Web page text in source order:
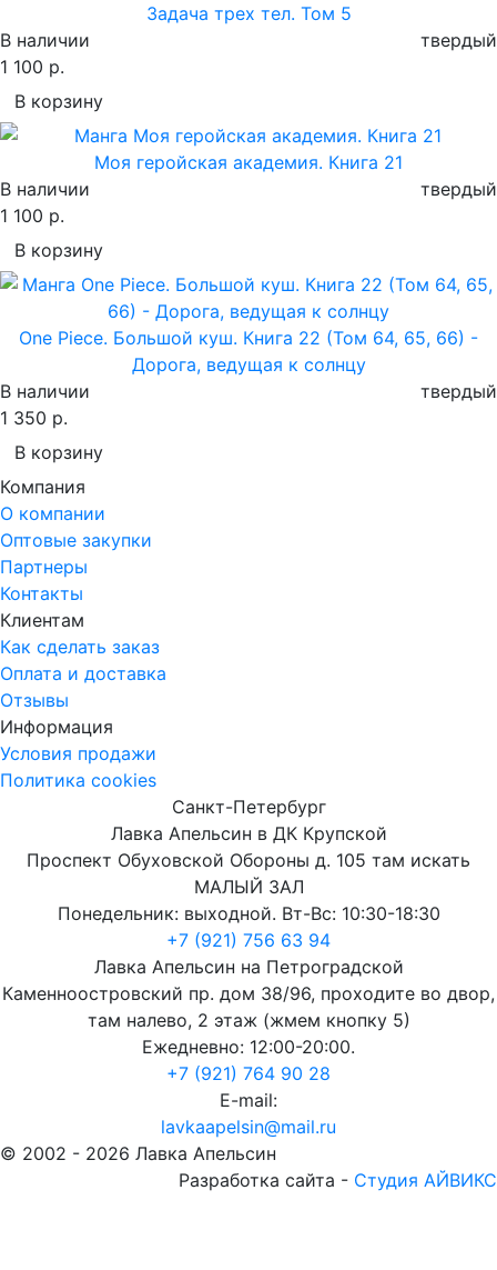
Задача трех тел. Том 5
В наличии
твердый
1 100 р.
В корзину
Моя геройская академия. Книга 21
В наличии
твердый
1 100 р.
В корзину
One Piece. Большой куш. Книга 22 (Том 64, 65, 66) -
Дорога, ведущая к солнцу
В наличии
твердый
1 350 р.
В корзину
Компания
О компании
Оптовые закупки
Партнеры
Контакты
Клиентам
Как сделать заказ
Оплата и доставка
Отзывы
Информация
Условия продажи
Политика cookies
Санкт-Петербург
Лавка Апельсин в ДК Крупской
Проспект Обуховской Обороны д. 105 там искать
МАЛЫЙ ЗАЛ
Понедельник: выходной. Вт-Вс: 10:30-18:30
+7 (921) 756 63 94
Лавка Апельсин на Петроградской
Каменноостровский пр. дом 38/96, проходите во двор,
там налево, 2 этаж (жмем кнопку 5)
Ежедневно: 12:00-20:00.
+7 (921) 764 90 28
E-mail:
lavkaapelsin@mail.ru
© 2002 - 2026 Лавка Апельсин
Разработка сайта - Студия АЙВИКС